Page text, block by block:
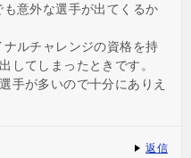
意外な選手が出てくるか
ルチャレンジの資格を持
してしまったときです。
手が多いので十分にありえ
返信